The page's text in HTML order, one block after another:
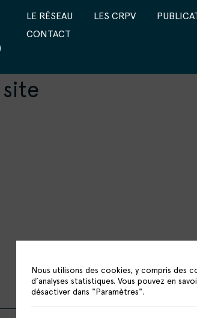
LE RÉSEAU LES CRPV
CONTACT
Nous utilisons des cookies, y compris des
d’analyses statistiques. Vous pouvez en
désactiver dans "Paramètres".